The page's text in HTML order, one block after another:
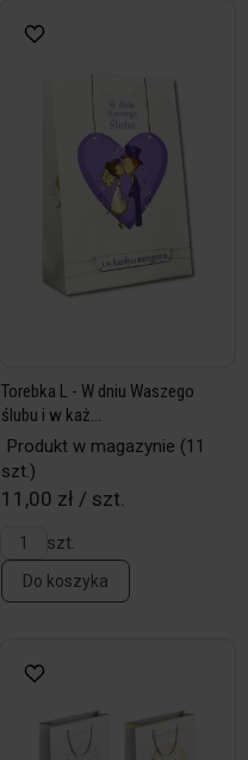
Torebka L - W dniu Waszego
ślubu i w każ...
Produkt w magazynie (11
szt.)
11,00 zł / szt.
szt.
Do koszyka